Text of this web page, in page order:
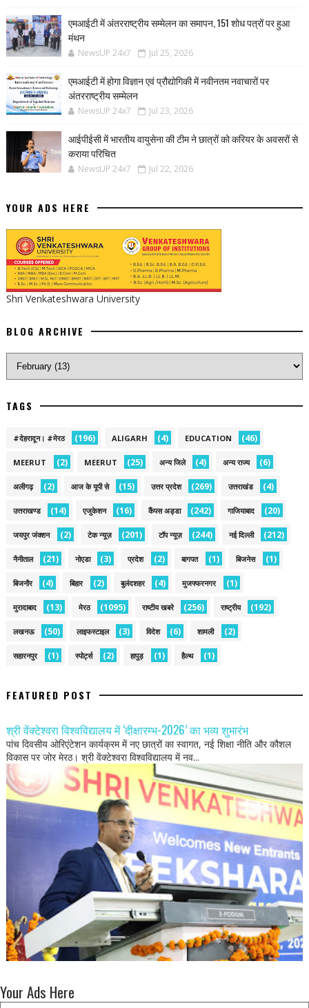
एमआईटी में अंतरराष्ट्रीय सम्मेलन का समापन, 151 शोध पत्रों पर हुआ
मंथन
NewsUP 24x7 Jul 25, 2026
एमआईटी में होगा विज्ञान एवं प्रौद्योगिकी में नवीनतम नवाचारों पर
अंतरराष्ट्रीय सम्मेलन
NewsUP 24x7 Jul 23, 2026
आईपीईसी में भारतीय वायुसेना की टीम ने छात्रों को करियर के अवसरों से
कराया परिचित
NewsUP 24x7 Jul 22, 2026
YOUR ADS HERE
Shri Venkateshwara University
BLOG ARCHIVE
TAGS
#देहरादून। #मेरठ (196) ALIGARH (4) EDUCATION (46)
MEERUT (2) MEERUT (25) अन्य जिले (4) अन्य राज्य (6)
अलीगढ़ (2) आज के यूपी से (15) उत्तर प्रदेश (269) उत्तराखंड (4)
उत्तराखण्ड (14) एजुकेशन (16) कैंपस अड्डा (242) गाजियाबाद (20)
जयपुर जंक्शन (2) टेक न्यूज़ (201) टॉप न्यूज़ (244) नई द‍िल्ली (212)
नैनीताल (21) नोएडा (3) प्रदेश (2) बागपत (1) बिजनेस (1)
बिजनौर (4) बिहार (2) बुलंदशहर (4) मुजफ्फरनगर (1)
मुरादाबाद (13) मेरठ (1095) राष्टीय खबरे (256) राष्ट्रीय (192)
लखनऊ (50) लाइफस्टाइल (3) विदेश (6) शामली (2)
सहारनपुर (1) स्पोर्ट्स (2) हापुड़ (1) हैल्थ (1)
FEATURED POST
श्री वेंक्टेश्वरा विश्वविद्यालय में ‘दीक्षारम्भ-2026’ का भव्य शुभारंभ
पांच दिवसीय ओरिएंटेशन कार्यक्रम में नए छात्रों का स्वागत, नई शिक्षा नीति और कौशल
विकास पर जोर मेरठ। श्री वेंक्टेश्वरा विश्वविद्यालय में नव...
Your Ads Here